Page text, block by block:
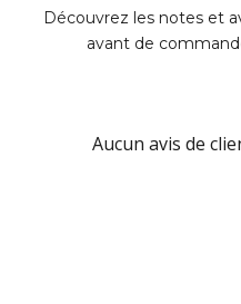
Découvrez les notes et
avant de
Aucun avis de